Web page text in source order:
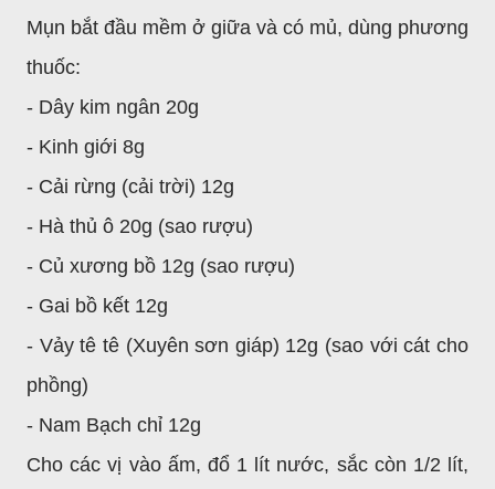
Mụn bắt đầu mềm ở giữa và có mủ, dùng phương
thuốc:
- Dây kim ngân 20g
- Kinh giới 8g
- Cải rừng (cải trời) 12g
- Hà thủ ô 20g (sao rượu)
- Củ xương bồ 12g (sao rượu)
- Gai bồ kết 12g
- Vảy tê tê (Xuyên sơn giáp) 12g (sao với cát cho
phồng)
- Nam Bạch chỉ 12g
Cho các vị vào ấm, đổ 1 lít nước, sắc còn 1/2 lít,